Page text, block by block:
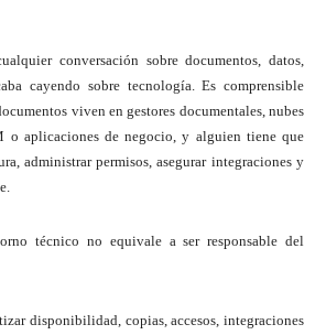
conversación sobre documentos, datos,
cayendo sobre tecnología. Es comprensible
viven en gestores documentales, nubes
o aplicaciones de negocio, y alguien tiene que
administrar permisos, asegurar integraciones y
técnico no equivale a ser responsable del
disponibilidad, copias, accesos, integraciones